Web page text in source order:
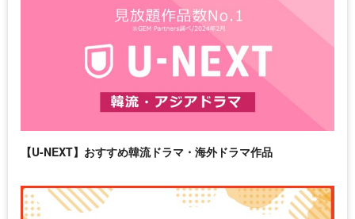
【U-NEXT】おすすめ韓流ドラマ・海外ドラマ作品